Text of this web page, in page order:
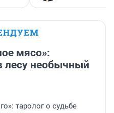
мясо»:
лесу необычный
таролог о судьбе